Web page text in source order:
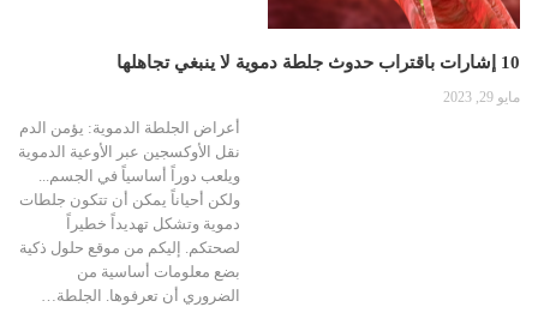
10 إشارات باقتراب حدوث جلطة دموية لا ينبغي تجاهلها
مايو 29, 2023
أعراض الجلطة الدموية: يؤمن الدم
نقل الأوكسجين عبر الأوعية الدموية
ويلعب دوراً أساسياً في الجسم...
ولكن أحياناً يمكن أن تتكون جلطات
دموية وتشكل تهديداً خطيراً
لصحتكم. إليكم من موقع حلول ذكية
بضع معلومات أساسية من
الضروري أن تعرفوها. الجلطة…